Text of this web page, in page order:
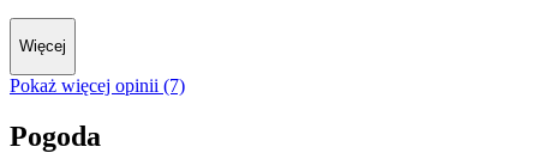
Więcej
Pokaż więcej opinii (7)
Pogoda